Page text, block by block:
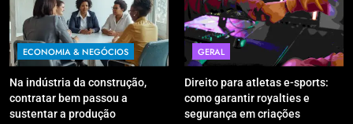
ECONOMIA & NEGÓCIOS
Na indústria da construção,
contratar bem passou a
sustentar a produção
GERAL
Direito para atletas e-sports:
como garantir royalties e
segurança em criações